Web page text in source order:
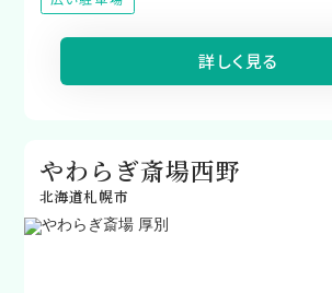
詳しく見る
やわらぎ斎場西野
北海道札幌市